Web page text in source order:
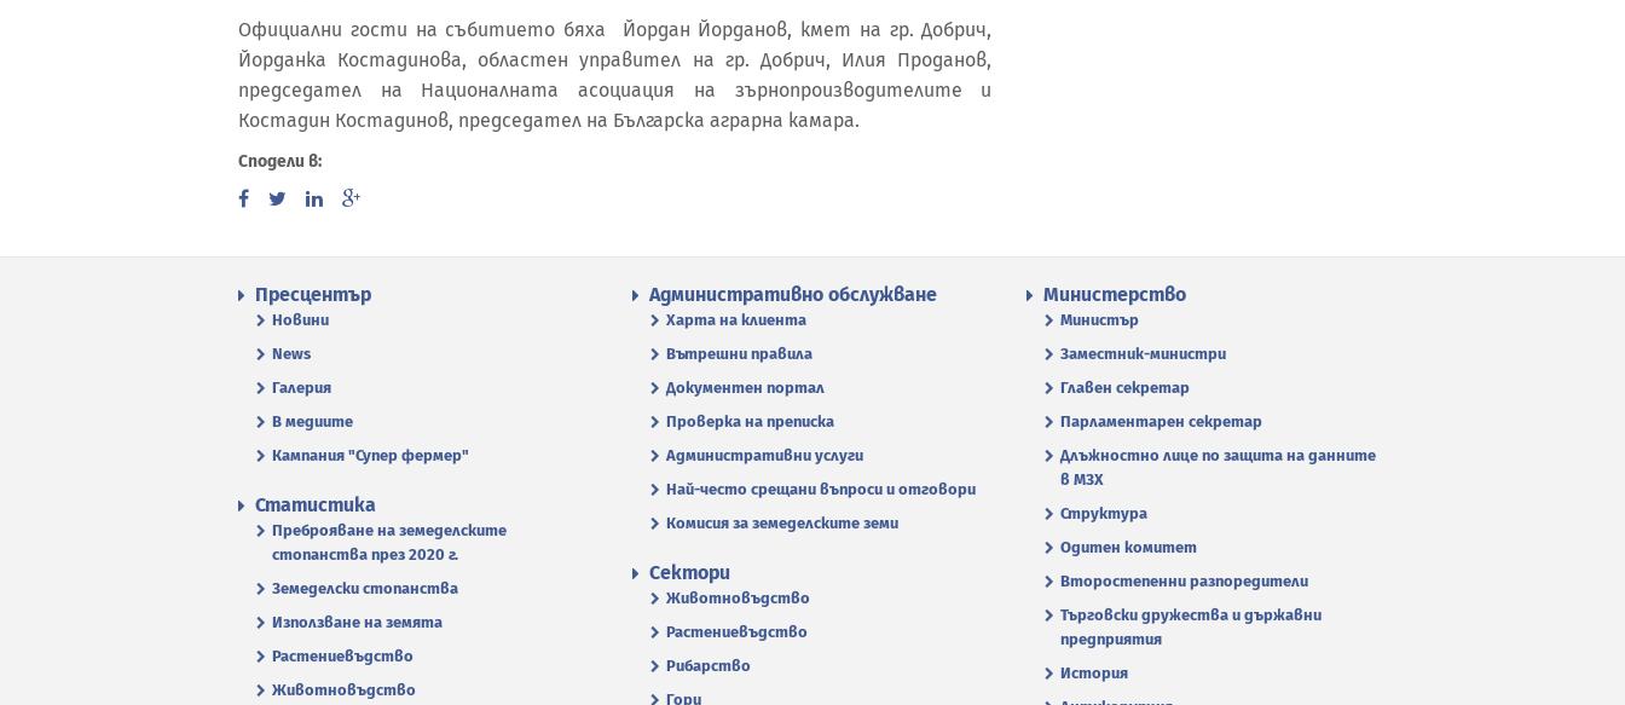
Официални гости на събитието бяха Йордан Йорданов, кмет на гр. Добрич,
Йорданка Костадинова, областен управител на гр. Добрич, Илия Проданов,
председател на Националната асоциация на зърнопроизводителите и
Костадин Костадинов, председател на Българска аграрна камара.
Сподели в:
Пресцентър
Новини
News
Галерия
В медиите
Кампания "Супер фермер"
Административно обслужване
Харта на клиента
Вътрешни правила
Документен портал
Проверка на преписка
Административни услуги
Най-често срещани въпроси и отговори
Комисия за земеделските земи
Министерство
Министър
Заместник-министри
Главен секретар
Парламентарен секретар
Длъжностно лице по защита на данните
в МЗХ
Структура
Одитен комитет
Второстепенни разпоредители
Търговски дружества и държавни
предприятия
История
Статистика
Преброяване на земеделските
стопанства през 2020 г.
Земеделски стопанства
Използване на земята
Растениевъдство
Животновъдство
Сектори
Животновъдство
Растениевъдство
Рибарство
Гори